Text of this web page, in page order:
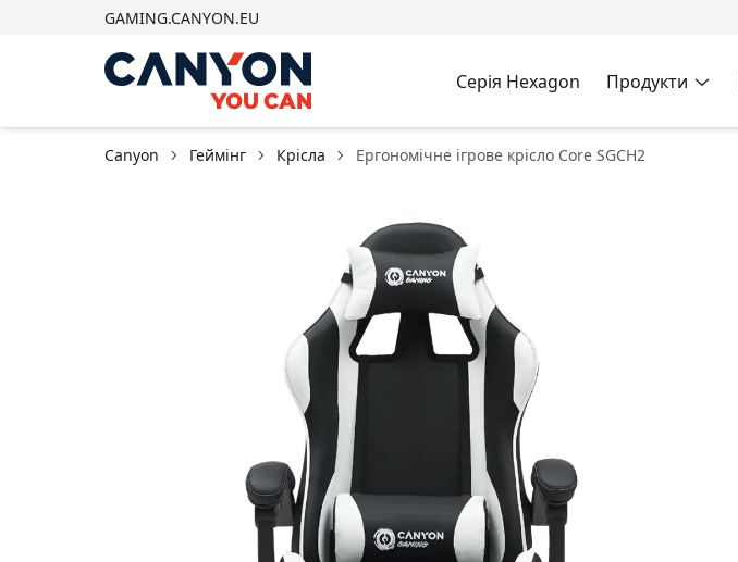
GAMING.CANYON.EU
Серія Hexagon Продукти
Canyon Геймінг Крісла Ергономічне ігрове крісло Core SGCH2